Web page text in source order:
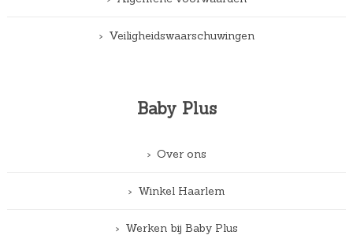
Veiligheidswaarschuwingen
Baby Plus
Over ons
Winkel Haarlem
Werken bij Baby Plus